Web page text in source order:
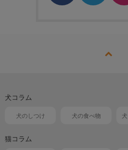
犬コラム
犬のしつけ 犬の食べ物
猫コラム